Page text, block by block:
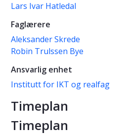
Lars Ivar Hatledal
Faglærere
Aleksander Skrede
Robin Trulssen Bye
Ansvarlig enhet
Institutt for IKT og realfag
Timeplan
Timeplan